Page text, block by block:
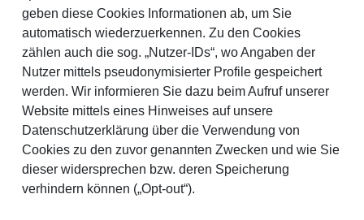
geben diese Cookies Informationen ab, um Sie
automatisch wiederzuerkennen. Zu den Cookies
zählen auch die sog. „Nutzer-IDs“, wo Angaben der
Nutzer mittels pseudonymisierter Profile gespeichert
werden. Wir informieren Sie dazu beim Aufruf unserer
Website mittels eines Hinweises auf unsere
Datenschutzerklärung über die Verwendung von
Cookies zu den zuvor genannten Zwecken und wie Sie
dieser widersprechen bzw. deren Speicherung
verhindern können („Opt-out“).